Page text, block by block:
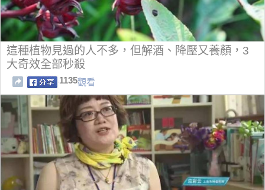
這種植物見過的人不多，但解酒、降壓又養顏，3
大奇效全部秒殺
1135觀看